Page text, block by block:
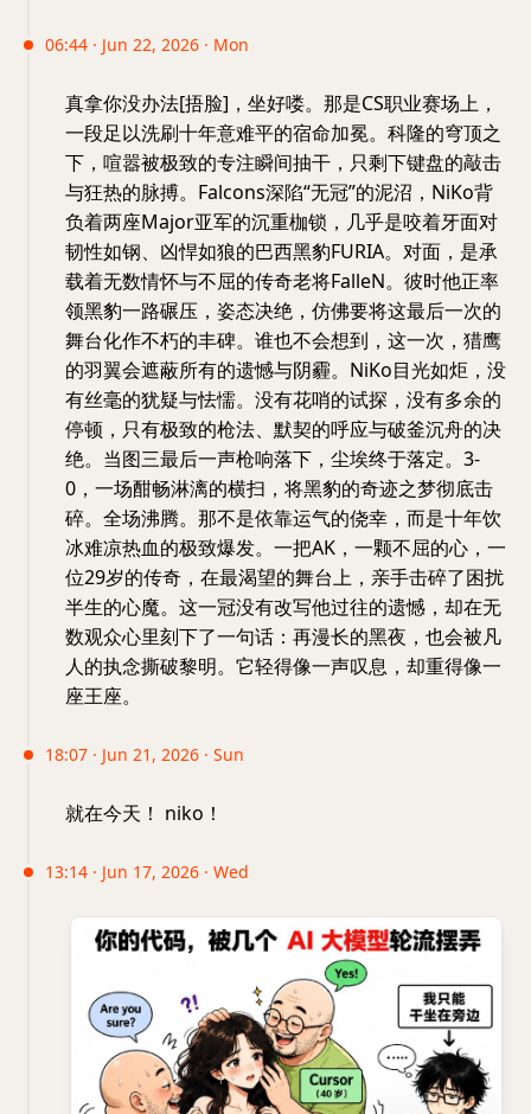
06:44 · Jun 22, 2026 · Mon
真拿你没办法[捂脸]，坐好喽。那是CS职业赛场上，
一段足以洗刷十年意难平的宿命加冕。科隆的穹顶之
下，喧嚣被极致的专注瞬间抽干，只剩下键盘的敲击
与狂热的脉搏。Falcons深陷“无冠”的泥沼，NiKo背
负着两座Major亚军的沉重枷锁，几乎是咬着牙面对
韧性如钢、凶悍如狼的巴西黑豹FURIA。对面，是承
载着无数情怀与不屈的传奇老将FalleN。彼时他正率
领黑豹一路碾压，姿态决绝，仿佛要将这最后一次的
舞台化作不朽的丰碑。谁也不会想到，这一次，猎鹰
的羽翼会遮蔽所有的遗憾与阴霾。NiKo目光如炬，没
有丝毫的犹疑与怯懦。没有花哨的试探，没有多余的
停顿，只有极致的枪法、默契的呼应与破釜沉舟的决
绝。当图三最后一声枪响落下，尘埃终于落定。3-
0，一场酣畅淋漓的横扫，将黑豹的奇迹之梦彻底击
碎。全场沸腾。那不是依靠运气的侥幸，而是十年饮
冰难凉热血的极致爆发。一把AK，一颗不屈的心，一
位29岁的传奇，在最渴望的舞台上，亲手击碎了困扰
半生的心魔。这一冠没有改写他过往的遗憾，却在无
数观众心里刻下了一句话：再漫长的黑夜，也会被凡
人的执念撕破黎明。它轻得像一声叹息，却重得像一
座王座。
18:07 · Jun 21, 2026 · Sun
就在今天！ niko！
13:14 · Jun 17, 2026 · Wed